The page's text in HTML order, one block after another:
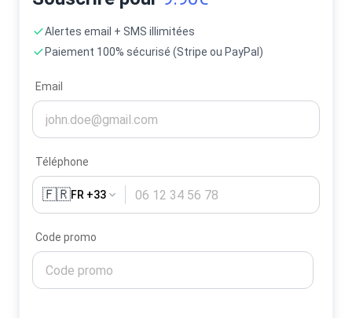
Alertes email + SMS illimitées
Paiement 100% sécurisé (Stripe ou PayPal)
Email
Téléphone
🇫🇷FR +33
Code promo